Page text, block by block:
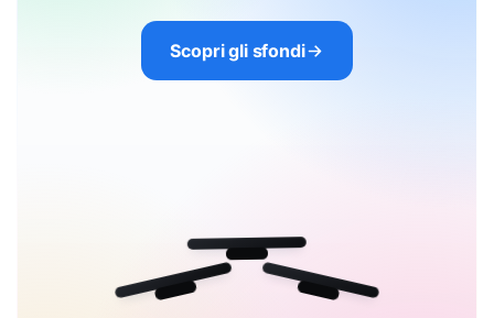
Scopri gli sfondi